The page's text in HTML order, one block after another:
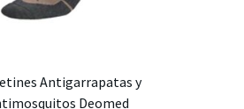
Antigarrapatas y
Deomed